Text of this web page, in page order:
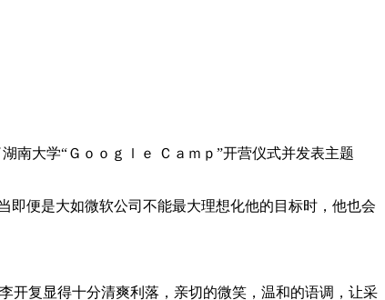
南大学“Ｇｏｏｇｌｅ Ｃａｍｐ”开营仪式并发表主题
便是大如微软公司不能最大理想化他的目标时，他也会
复显得十分清爽利落，亲切的微笑，温和的语调，让采